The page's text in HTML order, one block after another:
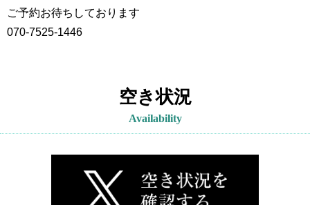
ご予約お待ちしております
070-7525-1446
空き状況
Availability